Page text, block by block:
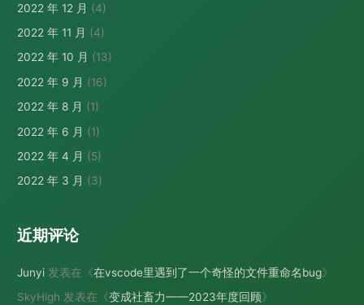
2022 年 12 月 (4)
2022 年 11 月 (4)
2022 年 10 月 (13)
2022 年 9 月 (16)
2022 年 8 月 (1)
2022 年 6 月 (1)
2022 年 4 月 (5)
2022 年 3 月 (3)
近期评论
Junyi 发表在《在vscode里遇到了一个奇怪的文件重命名bug》
SkyHigh 发表在《变成社畜力——2023年度回顾》